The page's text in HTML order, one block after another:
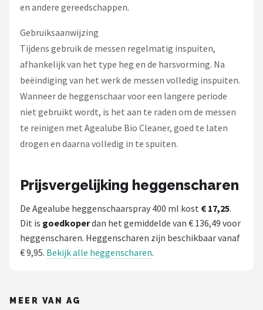
en andere gereedschappen.
Gebruiksaanwijzing
Tijdens gebruik de messen regelmatig inspuiten,
afhankelijk van het type heg en de harsvorming. Na
beëindiging van het werk de messen volledig inspuiten.
Wanneer de heggenschaar voor een langere periode
niet gebruikt wordt, is het aan te raden om de messen
te reinigen met Agealube Bio Cleaner, goed te laten
drogen en daarna volledig in te spuiten.
Prijsvergelijking heggenscharen
De Agealube heggenschaarspray 400 ml kost € 17,25.
Dit is goedkoperdan het gemiddelde van € 136,49 voor
heggenscharen. Heggenscharen zijn beschikbaar vanaf
€ 9,95. Bekijk alle heggenscharen.
MEER VAN AG